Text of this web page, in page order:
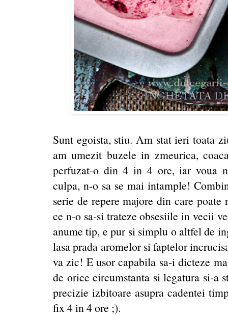
Sunt egoista, stiu. Am stat ieri toata
am umezit buzele in zmeurica,
perfuzat-o din 4 in 4 ore, iar voua
culpa, n-o sa se mai intample!
serie de repere majore din care
ce n-o sa-si trateze obsesiile in vecii
anume tip, e pur si simplu o altfel de
lasa prada aromelor si faptelor
va zic! E usor capabila sa-i dicteze
de orice circumstanta si legatura si-a
precizie izbitoare asupra cadentei
fix 4 in 4 ore ;).